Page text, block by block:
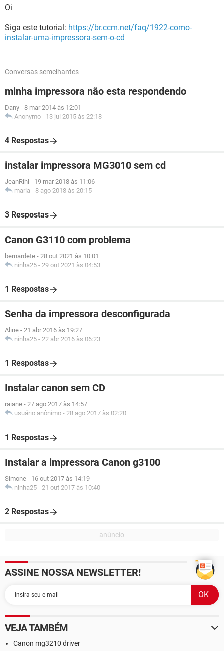
Oi
Siga este tutorial: https://br.ccm.net/faq/1922-como-
instalar-uma-impressora-sem-o-cd
Conversas semelhantes
minha impressora não esta respondendo
Dany - 8 mar 2014 às 12:01
Anonymo - 13 jul 2015 às 22:18
4 Respostas
instalar impressora MG3010 sem cd
JeanRihl - 19 mar 2018 às 11:06
maria - 8 ago 2018 às 20:15
3 Respostas
Canon G3110 com problema
bernardete - 28 out 2021 às 10:01
ninha25 - 29 out 2021 às 04:53
1 Respostas
Senha da impressora desconfigurada
Aline - 21 abr 2016 às 19:27
ninha25 - 22 abr 2016 às 06:23
1 Respostas
Instalar canon sem CD
raiane - 27 ago 2017 às 14:57
usuário anônimo - 28 ago 2017 às 02:20
1 Respostas
Instalar a impressora Canon g3100
Simone - 16 out 2017 às 14:19
ninha25 - 21 out 2017 às 10:40
2 Respostas
ASSINE NOSSA NEWSLETTER!
VEJA TAMBÉM
Canon mg3210 driver